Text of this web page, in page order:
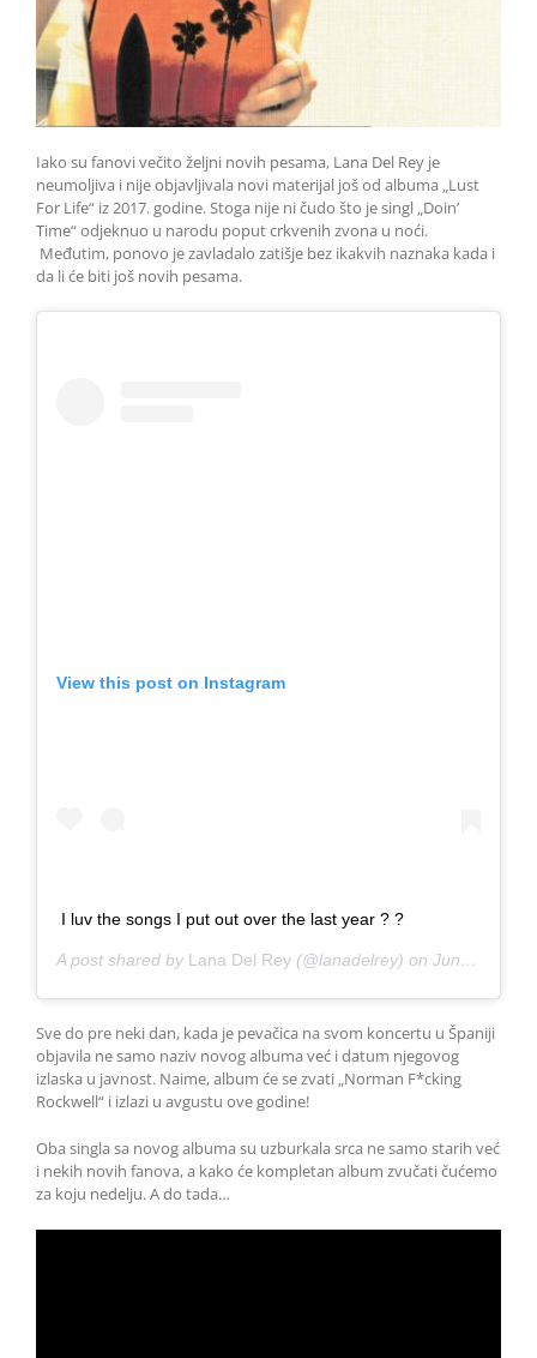
Iako su fanovi večito željni novih pesama, Lana Del Rey je
neumoljiva i nije objavljivala novi materijal još od albuma „Lust
For Life“ iz 2017. godine. Stoga nije ni čudo što je singl „Doin’
Time“ odjeknuo u narodu poput crkvenih zvona u noći.
Međutim, ponovo je zavladalo zatišje bez ikakvih naznaka kada i
da li će biti još novih pesama.
View this post on Instagram
I luv the songs I put out over the last year ? ?
A post shared by Lana Del Rey (@lanadelrey) on Jun 15, 2019 at 2:41pm PDT
Sve do pre neki dan, kada je pevačica na svom koncertu u Španiji
objavila ne samo naziv novog albuma već i datum njegovog
izlaska u javnost. Naime, album će se zvati „Norman F*cking
Rockwell“ i izlazi u avgustu ove godine!
Oba singla sa novog albuma su uzburkala srca ne samo starih već
i nekih novih fanova, a kako će kompletan album zvučati čućemo
za koju nedelju. A do tada…